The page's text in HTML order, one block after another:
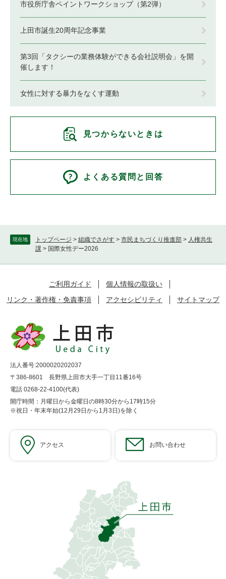
現在地 トップページ > 組織でさがす > 市民まちづくり推進部 > 人権共生
課 > 国際女性デー2026
市役所庁舎ペイントワークショップ（第2弾）
上田市誕生20周年記念事業
第3回「タクシーの業務体験ができる会社説明会」を開
催します！
女性に対する暴力をなくす運動
見つからないときは
よくある質問と回答
ご利用ガイド
個人情報の取扱い
リンク・著作権・免責事項
アクセシビリティ サイトマップ
法人番号:2000020202037
〒386-8601 長野県上田市大手一丁目11番16号
電話 0268-22-4100(代表)
開庁時間：月曜日から金曜日の8時30分から17時15分
※祝日・年末年始(12月29日から1月3日)を除く
アクセス お問い合わせ